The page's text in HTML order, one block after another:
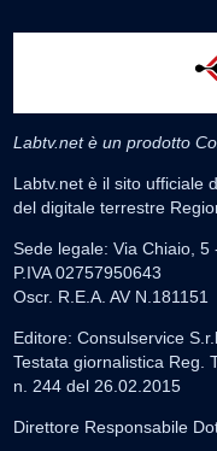
Labtv.net è un prodotto
Labtv.net è il sito ufficiale
del digitale terrestre
Sede legale: Via Chiaio, 5
P.IVA 02757950643
Oscr. R.E.A. AV N.181151
Editore: Consulservice
Testata giornalistica Reg.
n. 244 del 26.02.2015
Direttore Responsabile